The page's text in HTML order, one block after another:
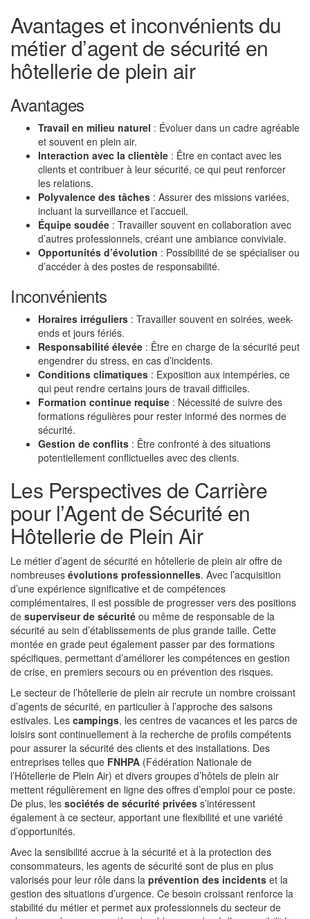
Avantages et inconvénients du
métier d’agent de sécurité en
hôtellerie de plein air
Avantages
Travail en milieu naturel : Évoluer dans un cadre agréable
et souvent en plein air.
Interaction avec la clientèle : Être en contact avec les
clients et contribuer à leur sécurité, ce qui peut renforcer
les relations.
Polyvalence des tâches : Assurer des missions variées,
incluant la surveillance et l’accueil.
Équipe soudée : Travailler souvent en collaboration avec
d’autres professionnels, créant une ambiance conviviale.
Opportunités d’évolution : Possibilité de se spécialiser ou
d’accéder à des postes de responsabilité.
Inconvénients
Horaires irréguliers : Travailler souvent en soirées, week-
ends et jours fériés.
Responsabilité élevée : Être en charge de la sécurité peut
engendrer du stress, en cas d’incidents.
Conditions climatiques : Exposition aux intempéries, ce
qui peut rendre certains jours de travail difficiles.
Formation continue requise : Nécessité de suivre des
formations régulières pour rester informé des normes de
sécurité.
Gestion de conflits : Être confronté à des situations
potentiellement conflictuelles avec des clients.
Les Perspectives de Carrière
pour l’Agent de Sécurité en
Hôtellerie de Plein Air
Le métier d’agent de sécurité en hôtellerie de plein air offre de
nombreuses évolutions professionnelles. Avec l’acquisition
d’une expérience significative et de compétences
complémentaires, il est possible de progresser vers des positions
de superviseur de sécurité ou même de responsable de la
sécurité au sein d’établissements de plus grande taille. Cette
montée en grade peut également passer par des formations
spécifiques, permettant d’améliorer les compétences en gestion
de crise, en premiers secours ou en prévention des risques.
Le secteur de l’hôtellerie de plein air recrute un nombre croissant
d’agents de sécurité, en particulier à l’approche des saisons
estivales. Les campings, les centres de vacances et les parcs de
loisirs sont continuellement à la recherche de profils compétents
pour assurer la sécurité des clients et des installations. Des
entreprises telles que FNHPA (Fédération Nationale de
l’Hôtellerie de Plein Air) et divers groupes d’hôtels de plein air
mettent régulièrement en ligne des offres d’emploi pour ce poste.
De plus, les sociétés de sécurité privées s’intéressent
également à ce secteur, apportant une flexibilité et une variété
d’opportunités.
Avec la sensibilité accrue à la sécurité et à la protection des
consommateurs, les agents de sécurité sont de plus en plus
valorisés pour leur rôle dans la prévention des incidents et la
gestion des situations d’urgence. Ce besoin croissant renforce la
stabilité du métier et permet aux professionnels du secteur de